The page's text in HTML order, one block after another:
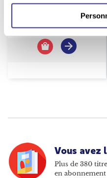
Prix kiosque
Vous avez
Plus de 380
en abonnement